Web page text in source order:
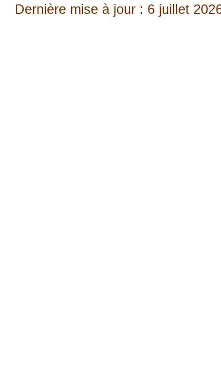
Dernière mise à jour : 6 juillet